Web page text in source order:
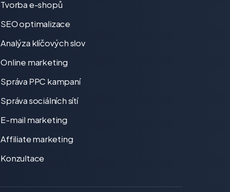
Tvorba e-shopů
SEO optimalizace
Analýza klíčových slov
Online marketing
Správa PPC kampaní
Správa sociálních sítí
E-mail marketing
Affiliate marketing
Konzultace